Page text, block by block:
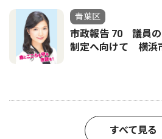
青葉区
市政報告 70 議員の
制定へ向けて 横浜
すべて見る